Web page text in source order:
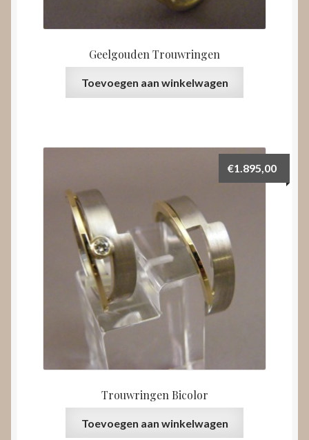
Geelgouden Trouwringen
Toevoegen aan winkelwagen
Trouwringen Bicolor
€1.895,00
Toevoegen aan winkelwagen